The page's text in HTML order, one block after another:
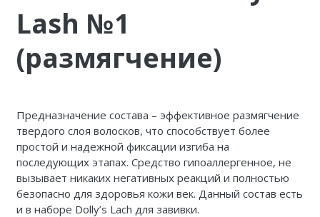
Lash №1
(размягчение)
Предназначение состава – эффективное размягчение
твердого слоя волосков, что способствует более
простой и надежной фиксации изгиба на
последующих этапах. Средство гипоаллергенное, не
вызывает никаких негативных реакций и полностью
безопасно для здоровья кожи век. Данный состав есть
и в наборе Dolly’s Lach для завивки.